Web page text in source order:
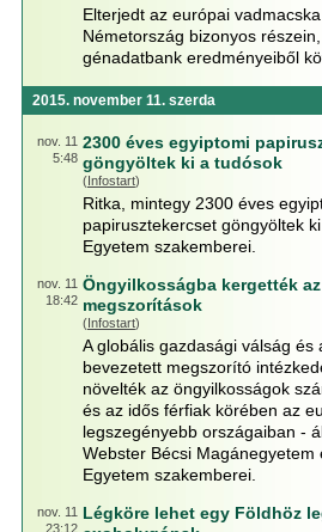
Elterjedt az európai
Németország bizonyos
génadatbank eredményeiből
2015. november 11. szerda
nov. 11
5:48
2300 éves egyiptomi
göngyöltek ki a tudósok
(Infostart)
Ritka, mintegy 2300 éves
papirusztekercset göngyöltek
Egyetem szakemberei.
nov. 11
18:42
Öngyilkosságba kergették
megszorítások
(Infostart)
A globális gazdasági válság és
bevezetett megszorító
növelték az öngyilkosságok
és az idős férfiak körében az
legszegényebb országaiban -
Webster Bécsi Magánegyetem
Egyetem szakemberei.
nov. 11
23:12
Légköre lehet egy Földhöz